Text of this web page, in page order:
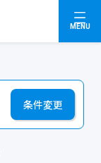
MENU
条件変更